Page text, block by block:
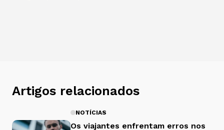
Artigos relacionados
NOTÍCIAS
Os viajantes enfrentam erros nos